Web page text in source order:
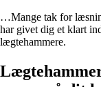
…Mange tak for
har givet dig et klart
lægtehammere.